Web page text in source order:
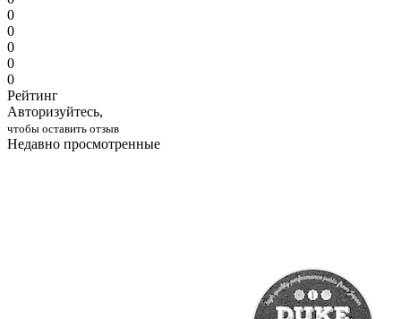
0
0
0
0
0
Рейтинг
Авторизуйтесь,
чтобы оставить отзыв
Недавно просмотренные